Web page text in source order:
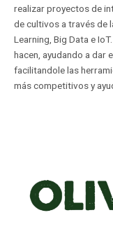
realizar proyectos de
de cultivos a través de
Learning, Big Data e
hacen, ayudando a dar
facilitandole las
más competitivos y